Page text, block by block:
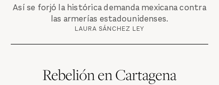
Así se forjó la histórica demanda mexicana contra
las armerías estadounidenses.
LAURA SÁNCHEZ LEY
Rebelión en Cartagena